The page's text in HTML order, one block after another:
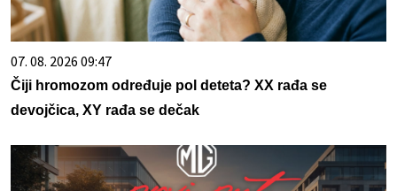
07. 08. 2026 09:47
Čiji hromozom određuje pol deteta? XX rađa se
devojčica, XY rađa se dečak